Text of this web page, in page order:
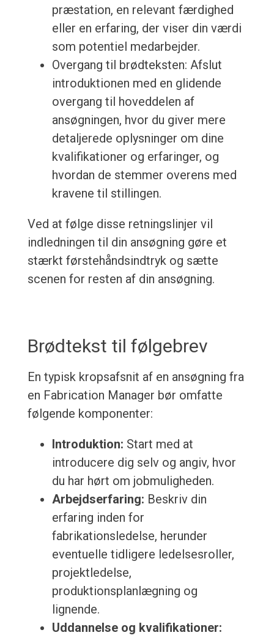
præstation, en relevant færdighed
eller en erfaring, der viser din værdi
som potentiel medarbejder.
Overgang til brødteksten: Afslut
introduktionen med en glidende
overgang til hoveddelen af
ansøgningen, hvor du giver mere
detaljerede oplysninger om dine
kvalifikationer og erfaringer, og
hvordan de stemmer overens med
kravene til stillingen.
Ved at følge disse retningslinjer vil
indledningen til din ansøgning gøre et
stærkt førstehåndsindtryk og sætte
scenen for resten af din ansøgning.
Brødtekst til følgebrev
En typisk kropsafsnit af en ansøgning fra
en Fabrication Manager bør omfatte
følgende komponenter:
Introduktion: Start med at
introducere dig selv og angiv, hvor
du har hørt om jobmuligheden.
Arbejdserfaring: Beskriv din
erfaring inden for
fabrikationsledelse, herunder
eventuelle tidligere ledelsesroller,
projektledelse,
produktionsplanlægning og
lignende.
Uddannelse og kvalifikationer: